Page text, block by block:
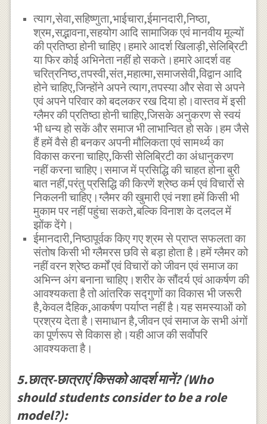
त्याग,सेवा,सहिष्णुता,भाईचारा,ईमानदारी,निष्ठा,
श्रम,सद्भावना,सहयोग आदि सामाजिक एवं मानवीय मूल्यों
की प्रतिष्ठा होनी चाहिए।हमारे आदर्श खिलाड़ी,सेलिब्रिटी
या फिर कोई अभिनेता नहीं हो सकते।हमारे आदर्श वह
चरित्रनिष्ठ,तपस्वी,संत,महात्मा,समाजसेवी,विद्वान आदि
होने चाहिए,जिन्होंने अपने त्याग,तपस्या और सेवा से अपने
एवं अपने परिवार को बदलकर रख दिया हो।वास्तव में इसी
ग्लैमर की प्रतिष्ठा होनी चाहिए,जिसके अनुकरण से स्वयं
भी धन्य हो सकें और समाज भी लाभान्वित हो सके।हम जैसे
हैं हमें वैसे ही बनकर अपनी मौलिकता एवं सामर्थ्य का
विकास करना चाहिए,किसी सेलिब्रिटी का अंधानुकरण
नहीं करना चाहिए।समाज में प्रसिद्धि की चाहत होना बुरी
बात नहीं,परंतु प्रसिद्धि की किरणें श्रेष्ठ कर्म एवं विचारों से
निकलनी चाहिए।ग्लैमर की खुमारी एवं नशा हमें किसी भी
मुकाम पर नहीं पहुंचा सकते,बल्कि विनाश के दलदल में
झोंक देंगे।
ईमानदारी,निष्ठापूर्वक किए गए श्रम से प्राप्त सफलता का
संतोष किसी भी ग्लैमरस छवि से बड़ा होता है।हमें ग्लैमर को
नहीं वरन श्रेष्ठ कर्मों एवं विचारों को जीवन एवं समाज का
अभिन्न अंग बनाना चाहिए।शरीर के सौंदर्य एवं आकर्षण की
आवश्यकता है तो आंतरिक सद्गुणों का विकास भी जरूरी
है,केवल दैहिक,आकर्षण पर्याप्त नहीं है।यह समस्याओं को
प्रश्रय देता है।समाधान है,जीवन एवं समाज के सभी अंगों
का पूर्णरूप से विकास हो।यही आज की सर्वोपरि
आवश्यकता है।
5.छात्र-छात्राएं किसको आदर्श मानें? (Who
should students consider to be a role
model?):